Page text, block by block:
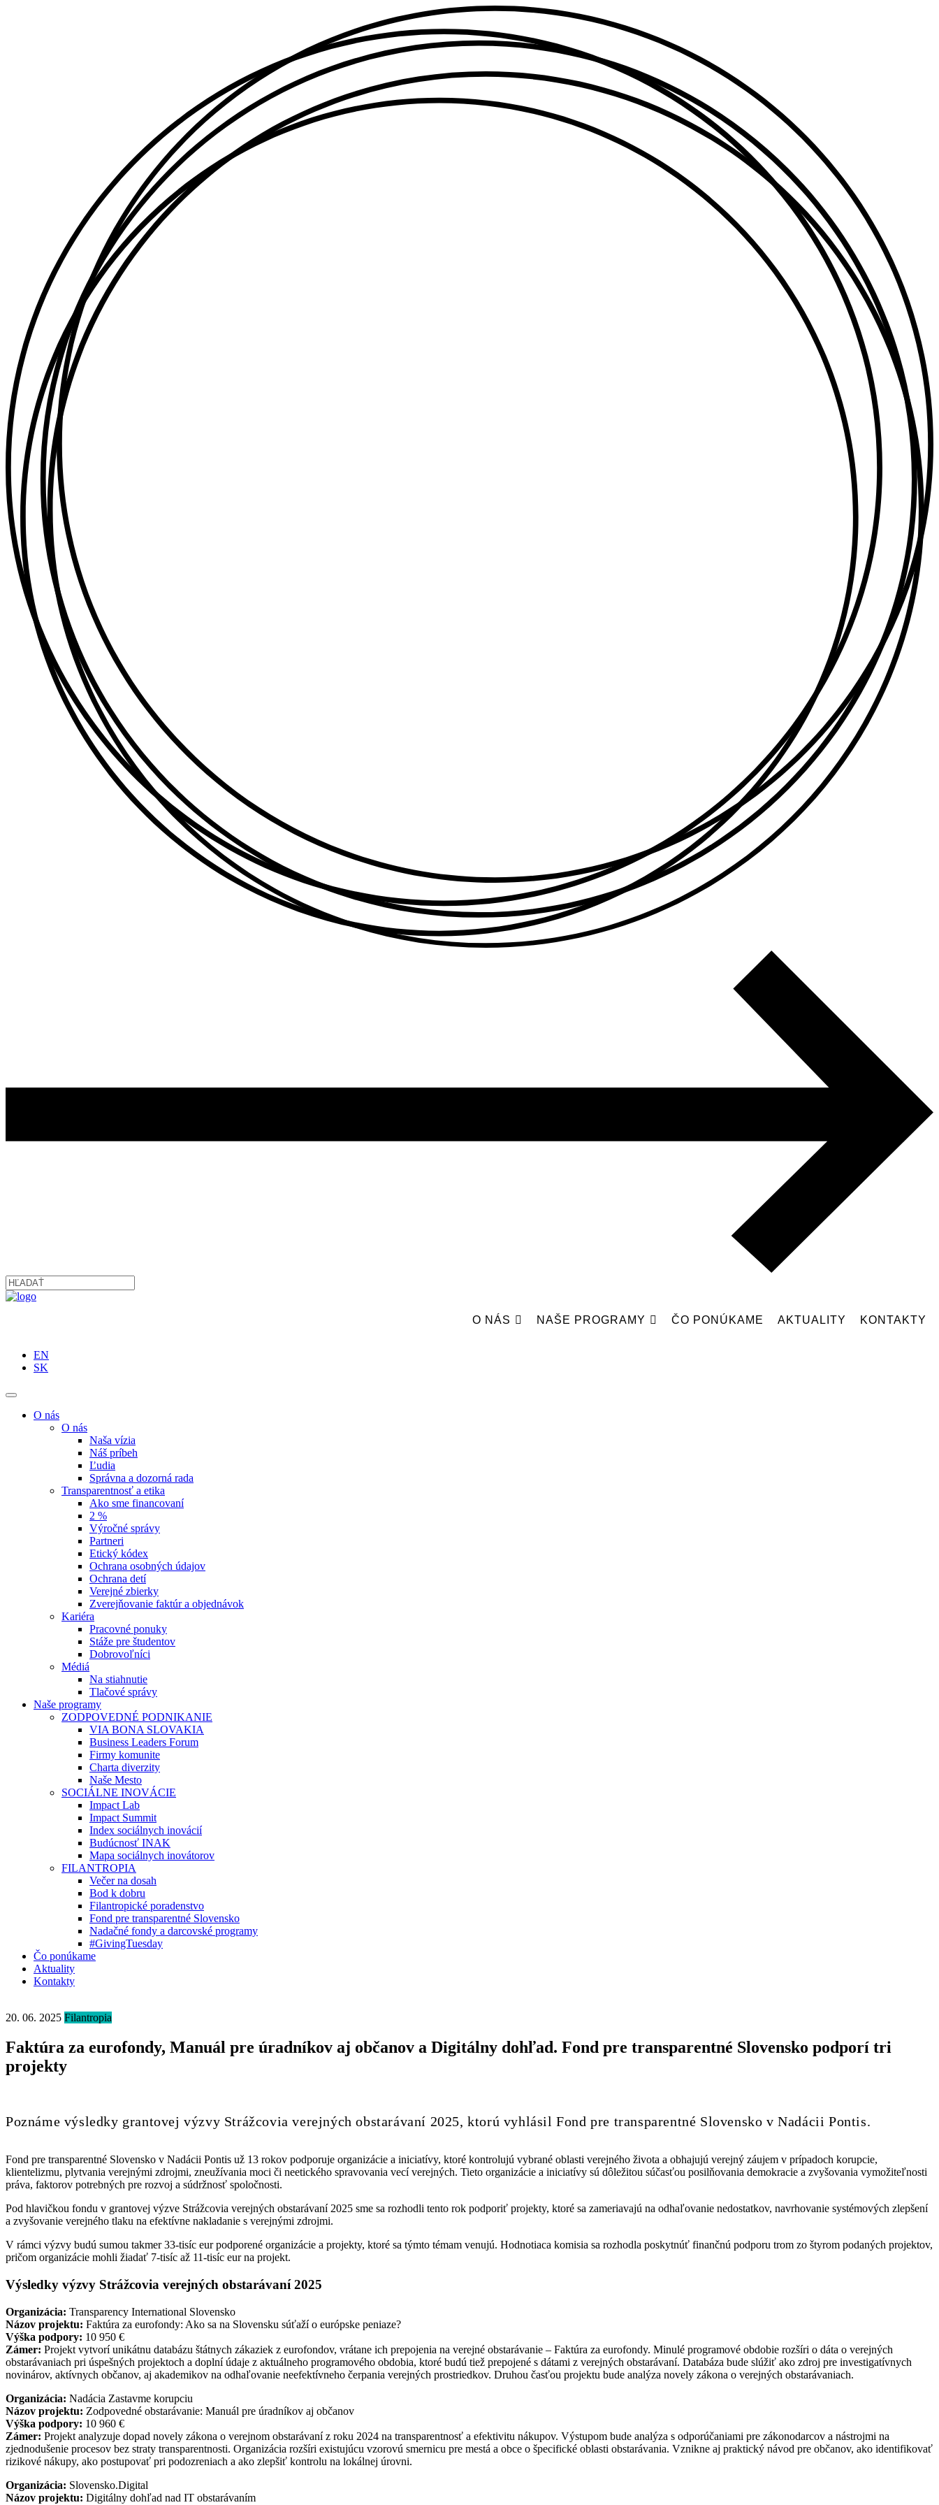
O NÁS NAŠE PROGRAMY ČO PONÚKAME AKTUALITY KONTAKTY
EN
SK
O nás
O nás
Naša vízia
Náš príbeh
Ľudia
Správna a dozorná rada
Transparentnosť a etika
Ako sme financovaní
2 %
Výročné správy
Partneri
Etický kódex
Ochrana osobných údajov
Ochrana detí
Verejné zbierky
Zverejňovanie faktúr a objednávok
Kariéra
Pracovné ponuky
Stáže pre študentov
Dobrovoľníci
Médiá
Na stiahnutie
Tlačové správy
Naše programy
ZODPOVEDNÉ PODNIKANIE
VIA BONA SLOVAKIA
Business Leaders Forum
Firmy komunite
Charta diverzity
Naše Mesto
SOCIÁLNE INOVÁCIE
Impact Lab
Impact Summit
Index sociálnych inovácií
Budúcnosť INAK
Mapa sociálnych inovátorov
FILANTROPIA
Večer na dosah
Bod k dobru
Filantropické poradenstvo
Fond pre transparentné Slovensko
Nadačné fondy a darcovské programy
#GivingTuesday
Čo ponúkame
Aktuality
Kontakty
20. 06. 2025 Filantropia
Faktúra za eurofondy, Manuál pre úradníkov aj občanov a Digitálny dohľad. Fond pre transparentné Slovensko podporí tri
projekty
Poznáme výsledky grantovej výzvy Strážcovia verejných obstarávaní 2025, ktorú vyhlásil Fond pre transparentné Slovensko v Nadácii Pontis.
Fond pre transparentné Slovensko v Nadácii Pontis už 13 rokov podporuje organizácie a iniciatívy, ktoré kontrolujú vybrané oblasti verejného života a obhajujú verejný záujem v prípadoch korupcie,
klientelizmu, plytvania verejnými zdrojmi, zneužívania moci či neetického spravovania vecí verejných. Tieto organizácie a iniciatívy sú dôležitou súčasťou posilňovania demokracie a zvyšovania vymožiteľnosti
práva, faktorov potrebných pre rozvoj a súdržnosť spoločnosti.
Pod hlavičkou fondu v grantovej výzve Strážcovia verejných obstarávaní 2025 sme sa rozhodli tento rok podporiť projekty, ktoré sa zameriavajú na odhaľovanie nedostatkov, navrhovanie systémových zlepšení
a zvyšovanie verejného tlaku na efektívne nakladanie s verejnými zdrojmi.
V rámci výzvy budú sumou takmer 33-tisíc eur podporené organizácie a projekty, ktoré sa týmto témam venujú. Hodnotiaca komisia sa rozhodla poskytnúť finančnú podporu trom zo štyrom podaných projektov,
pričom organizácie mohli žiadať 7-tisíc až 11-tisíc eur na projekt.
Výsledky výzvy Strážcovia verejných obstarávaní 2025
Organizácia: Transparency International Slovensko
Názov projektu: Faktúra za eurofondy: Ako sa na Slovensku súťaží o európske peniaze?
Výška podpory: 10 950 €
Zámer: Projekt vytvorí unikátnu databázu štátnych zákaziek z eurofondov, vrátane ich prepojenia na verejné obstarávanie – Faktúra za eurofondy. Minulé programové obdobie rozšíri o dáta o verejných
obstarávaniach pri úspešných projektoch a doplní údaje z aktuálneho programového obdobia, ktoré budú tiež prepojené s dátami z verejných obstarávaní. Databáza bude slúžiť ako zdroj pre investigatívnych
novinárov, aktívnych občanov, aj akademikov na odhaľovanie neefektívneho čerpania verejných prostriedkov. Druhou časťou projektu bude analýza novely zákona o verejných obstarávaniach.
Organizácia: Nadácia Zastavme korupciu
Názov projektu: Zodpovedné obstarávanie: Manuál pre úradníkov aj občanov
Výška podpory: 10 960 €
Zámer: Projekt analyzuje dopad novely zákona o verejnom obstarávaní z roku 2024 na transparentnosť a efektivitu nákupov. Výstupom bude analýza s odporúčaniami pre zákonodarcov a nástrojmi na
zjednodušenie procesov bez straty transparentnosti. Organizácia rozšíri existujúcu vzorovú smernicu pre mestá a obce o špecifické oblasti obstarávania. Vznikne aj praktický návod pre občanov, ako identifikovať
rizikové nákupy, ako postupovať pri podozreniach a ako zlepšiť kontrolu na lokálnej úrovni.
Organizácia: Slovensko.Digital
Názov projektu: Digitálny dohľad nad IT obstarávaním